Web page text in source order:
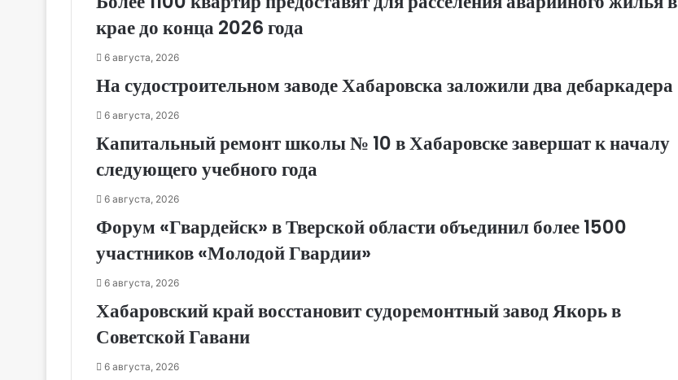
крае до конца 2026 года
6 августа, 2026
На судостроительном заводе Хабаровска заложили два дебаркадера
6 августа, 2026
Капитальный ремонт школы № 10 в Хабаровске завершат к началу
следующего учебного года
6 августа, 2026
Форум «Гвардейск» в Тверской области объединил более 1500
участников «Молодой Гвардии»
6 августа, 2026
Хабаровский край восстановит судоремонтный завод Якорь в
Советской Гавани
6 августа, 2026